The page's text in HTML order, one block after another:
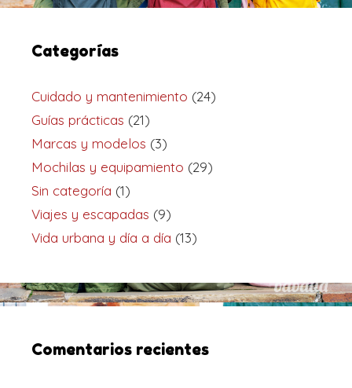
Categorías
Cuidado y mantenimiento (24)
Guías prácticas (21)
Marcas y modelos (3)
Mochilas y equipamiento (29)
Sin categoría (1)
Viajes y escapadas (9)
Vida urbana y día a día (13)
Comentarios recientes